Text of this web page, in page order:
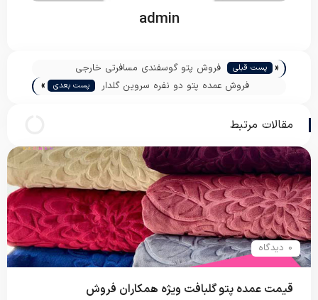
admin
« پست قبلی
فروش پتو گوسفندی مسافرتی خارجی
فروش عمده پتو دو نفره سروین گلدار
پست بعدی »
مقالات مرتبط
0 دیدگاه
قیمت عمده پتو گلبافت ویژه همکاران فروش